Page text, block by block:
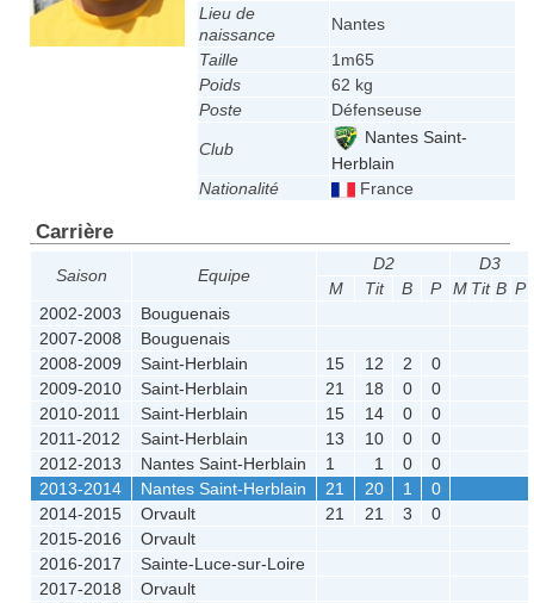
Lieu de
naissance
Nantes
Taille
1m65
Poids
62 kg
Poste
Défenseuse
Club
Nantes Saint-
Herblain
Nationalité
France
Carrière
Saison Equipe
D2
D3
M
Tit B P M Tit B P
2002-2003
Bouguenais
2007-2008
Bouguenais
2008-2009
Saint-Herblain 15 12 2
0
2009-2010
Saint-Herblain 21 18 0
0
2010-2011
Saint-Herblain 15 14 0
0
2011-2012
Saint-Herblain 13 10 0
0
2012-2013
Nantes Saint-Herblain 1 1 0
0
2013-2014
Nantes Saint-Herblain 21 20 1
0
2014-2015
Orvault 21 21 3
0
2015-2016
Orvault
2016-2017
Sainte-Luce-sur-Loire
2017-2018
Orvault